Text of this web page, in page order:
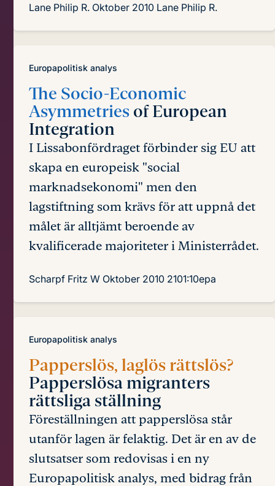
Lane Philip R. Oktober 2010 Lane Philip R.
Europapolitisk analys
The Socio-Economic
Asymmetries of European
Integration
I Lissabonfördraget förbinder sig EU att
skapa en europeisk "social
marknadsekonomi" men den
lagstiftning som krävs för att uppnå det
målet är alltjämt beroende av
kvalificerade majoriteter i Ministerrådet.
Scharpf Fritz W Oktober 2010 2101:10epa
Europapolitisk analys
Papperslös, laglös rättslös?
Papperslösa migranters
rättsliga ställning
Föreställningen att papperslösa står
utanför lagen är felaktig. Det är en av de
slutsatser som redovisas i en ny
Europapolitisk analys, med bidrag från